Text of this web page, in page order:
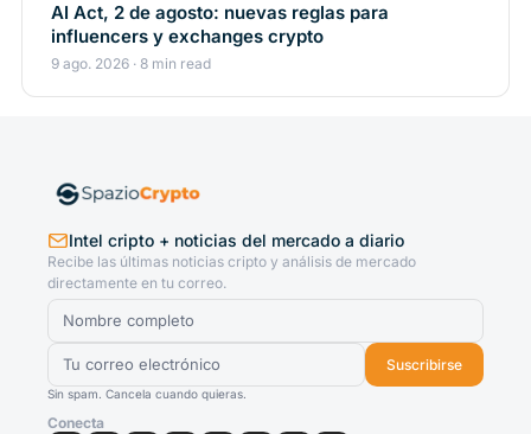
AI Act, 2 de agosto: nuevas reglas para
influencers y exchanges crypto
9 ago. 2026 · 8 min read
Intel cripto + noticias del mercado a diario
Recibe las últimas noticias cripto y análisis de mercado
directamente en tu correo.
Suscribirse
Sin spam. Cancela cuando quieras.
Conecta